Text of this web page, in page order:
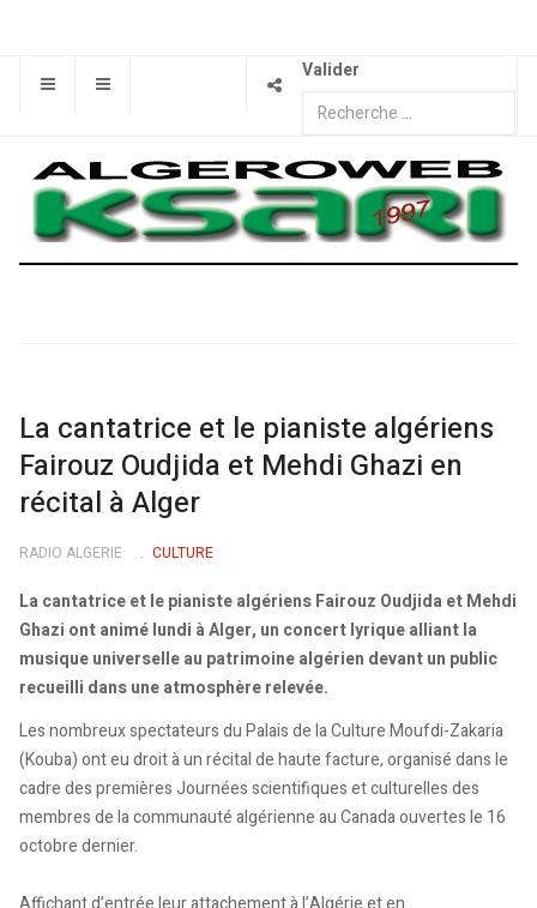
Valider
La cantatrice et le pianiste algériens
Fairouz Oudjida et Mehdi Ghazi en
récital à Alger
RADIO ALGERIE CULTURE
La cantatrice et le pianiste algériens Fairouz Oudjida et Mehdi
Ghazi ont animé lundi à Alger, un concert lyrique alliant la
musique universelle au patrimoine algérien devant un public
recueilli dans une atmosphère relevée.
Les nombreux spectateurs du Palais de la Culture Moufdi-Zakaria
(Kouba) ont eu droit à un récital de haute facture, organisé dans le
cadre des premières Journées scientifiques et culturelles des
membres de la communauté algérienne au Canada ouvertes le 16
octobre dernier.